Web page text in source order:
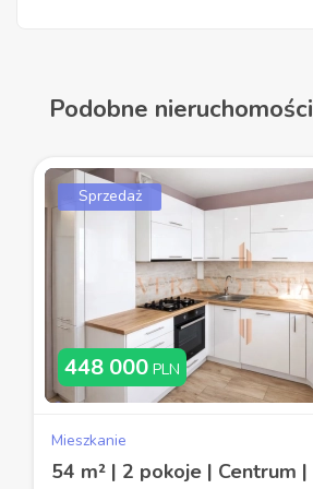
Podobne nieruchomości
Sprzedaż
448 000 PLN
Mieszkanie